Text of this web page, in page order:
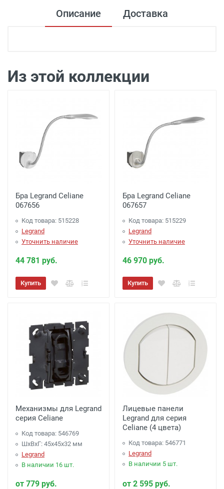
Описание Доставка
подъезда)
Доставка г. Калуга 100 рублей (самовывоз
Из этой коллекции
Бра Legrand Celiane
067656
Код товара: 515228
Legrand
Уточнить наличие
44 781 руб.
Купить
Бра Legrand Celiane
067657
Код товара: 515229
Legrand
Уточнить наличие
46 970 руб.
Купить
Механизмы для Legrand
серия Celiane
Код товара: 546769
ШхВхГ: 45x45x32 мм
Legrand
В наличии 16 шт.
от 779 руб.
Лицевые панели
Legrand для серия
Celiane (4 цвета)
Код товара: 546771
Legrand
В наличии 5 шт.
от 2 595 руб.